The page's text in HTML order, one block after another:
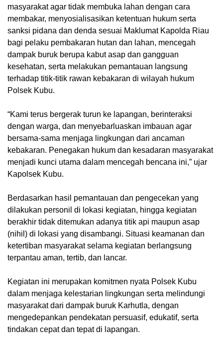
masyarakat agar tidak membuka lahan dengan cara
membakar, menyosialisasikan ketentuan hukum serta
sanksi pidana dan denda sesuai Maklumat Kapolda Riau
bagi pelaku pembakaran hutan dan lahan, mencegah
dampak buruk berupa kabut asap dan gangguan
kesehatan, serta melakukan pemantauan langsung
terhadap titik-titik rawan kebakaran di wilayah hukum
Polsek Kubu.
“Kami terus bergerak turun ke lapangan, berinteraksi
dengan warga, dan menyebarluaskan imbauan agar
bersama-sama menjaga lingkungan dari ancaman
kebakaran. Penegakan hukum dan kesadaran masyarakat
menjadi kunci utama dalam mencegah bencana ini,” ujar
Kapolsek Kubu.
Berdasarkan hasil pemantauan dan pengecekan yang
dilakukan personil di lokasi kegiatan, hingga kegiatan
berakhir tidak ditemukan adanya titik api maupun asap
(nihil) di lokasi yang disambangi. Situasi keamanan dan
ketertiban masyarakat selama kegiatan berlangsung
terpantau aman, tertib, dan lancar.
Kegiatan ini merupakan komitmen nyata Polsek Kubu
dalam menjaga kelestarian lingkungan serta melindungi
masyarakat dari dampak buruk Karhutla, dengan
mengedepankan pendekatan persuasif, edukatif, serta
tindakan cepat dan tepat di lapangan.